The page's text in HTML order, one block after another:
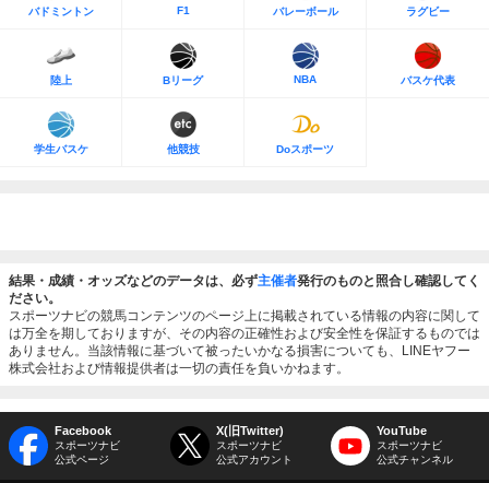
バドミントン F1 バレーボール ラグビー
陸上 Bリーグ NBA バスケ代表
学生バスケ 他競技 Doスポーツ
結果・成績・オッズなどのデータは、必ず主催者発行のものと照合し確認してく
ださい。
スポーツナビの競馬コンテンツのページ上に掲載されている情報の内容に関して
は万全を期しておりますが、その内容の正確性および安全性を保証するものでは
ありません。当該情報に基づいて被ったいかなる損害についても、LINEヤフー
株式会社および情報提供者は一切の責任を負いかねます。
Facebook
スポーツナビ
公式ページ
X(旧Twitter)
スポーツナビ
公式アカウント
YouTube
スポーツナビ
公式チャンネル